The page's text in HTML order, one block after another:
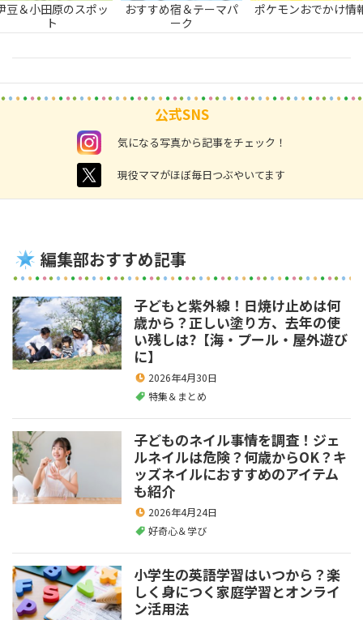
豆＆小田原のスポッ
ト
おすすめ宿＆テーマパ
ーク
ポケモンおでかけ情
公式SNS
instagram 気になる写真から記事をチェック！
twitter 現役ママがほぼ毎日つぶやいてます
編集部おすすめ記事
子どもと紫外線！日焼け止めは何
歳から？正しい塗り方、去年の使
い残しは?【海・プール・屋外遊び
に】
2026年4月30日
特集＆まとめ
子どものネイル事情を調査！ジェ
ルネイルは危険？何歳からOK？キ
ッズネイルにおすすめのアイテム
も紹介
2026年4月24日
好奇心＆学び
小学生の英語学習はいつから？楽
しく身につく家庭学習とオンライ
ン活用法